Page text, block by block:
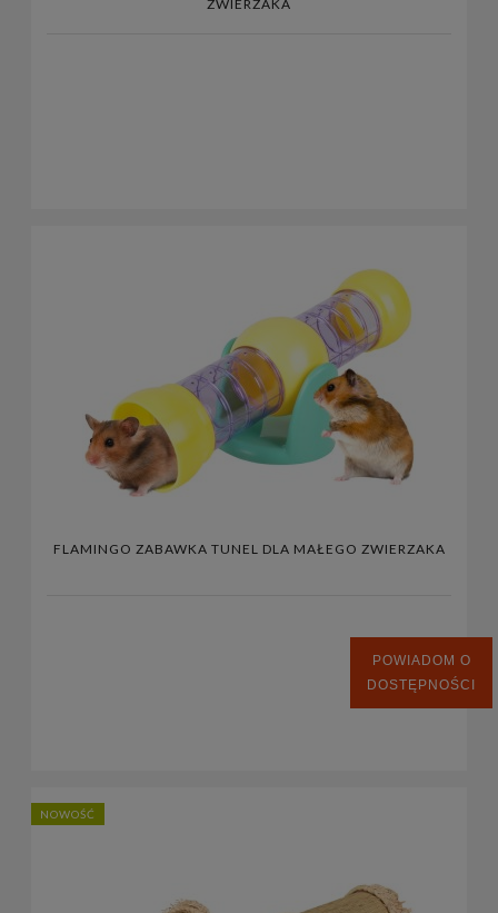
ZWIERZAKA
FLAMINGO ZABAWKA TUNEL DLA MAŁEGO ZWIERZAKA
POWIADOM O
DOSTĘPNOŚCI
NOWOŚĆ